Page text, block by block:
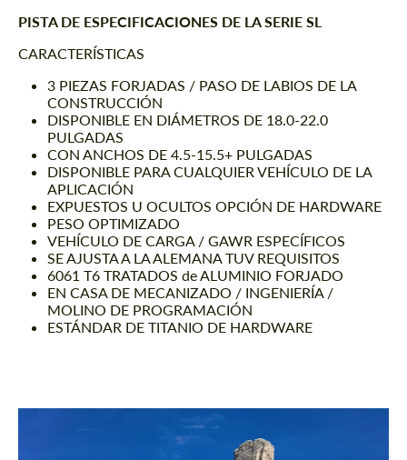
PISTA DE ESPECIFICACIONES DE LA SERIE SL
CARACTERÍSTICAS
3 PIEZAS FORJADAS / PASO DE LABIOS DE LA
CONSTRUCCIÓN
DISPONIBLE EN DIÁMETROS DE 18.0-22.0
PULGADAS
CON ANCHOS DE 4.5-15.5+ PULGADAS
DISPONIBLE PARA CUALQUIER VEHÍCULO DE LA
APLICACIÓN
EXPUESTOS U OCULTOS OPCIÓN DE HARDWARE
PESO OPTIMIZADO
VEHÍCULO DE CARGA / GAWR ESPECÍFICOS
SE AJUSTA A LA ALEMANA TUV REQUISITOS
6061 T6 TRATADOS de ALUMINIO FORJADO
EN CASA DE MECANIZADO / INGENIERÍA /
MOLINO DE PROGRAMACIÓN
ESTÁNDAR DE TITANIO DE HARDWARE